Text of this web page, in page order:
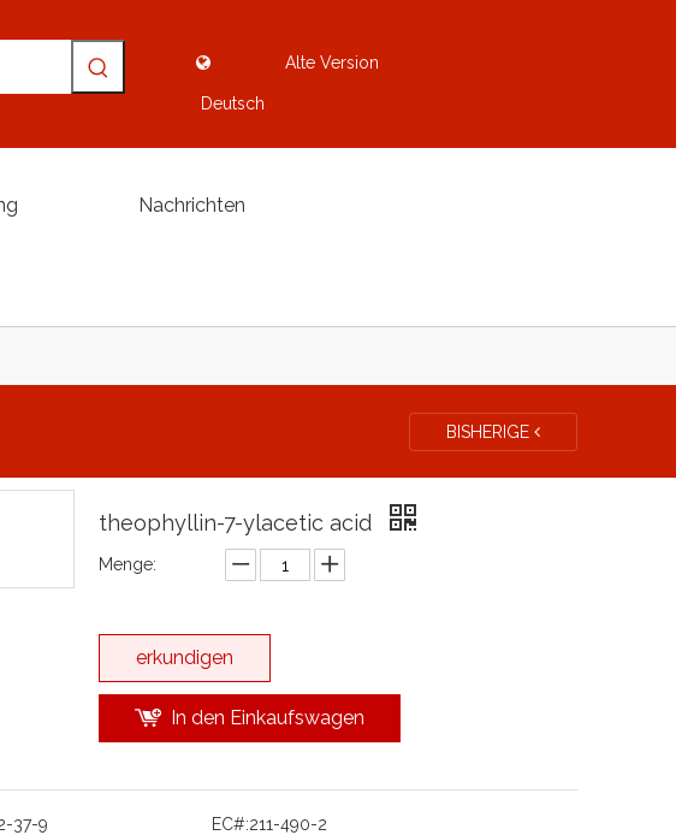
Deutsch
Alte Version
Nachrichten
BISHERIGE
theophyllin-7-ylacetic acid
Menge:
erkundigen
In den Einkaufswagen
37-9 EC#:211-490-2